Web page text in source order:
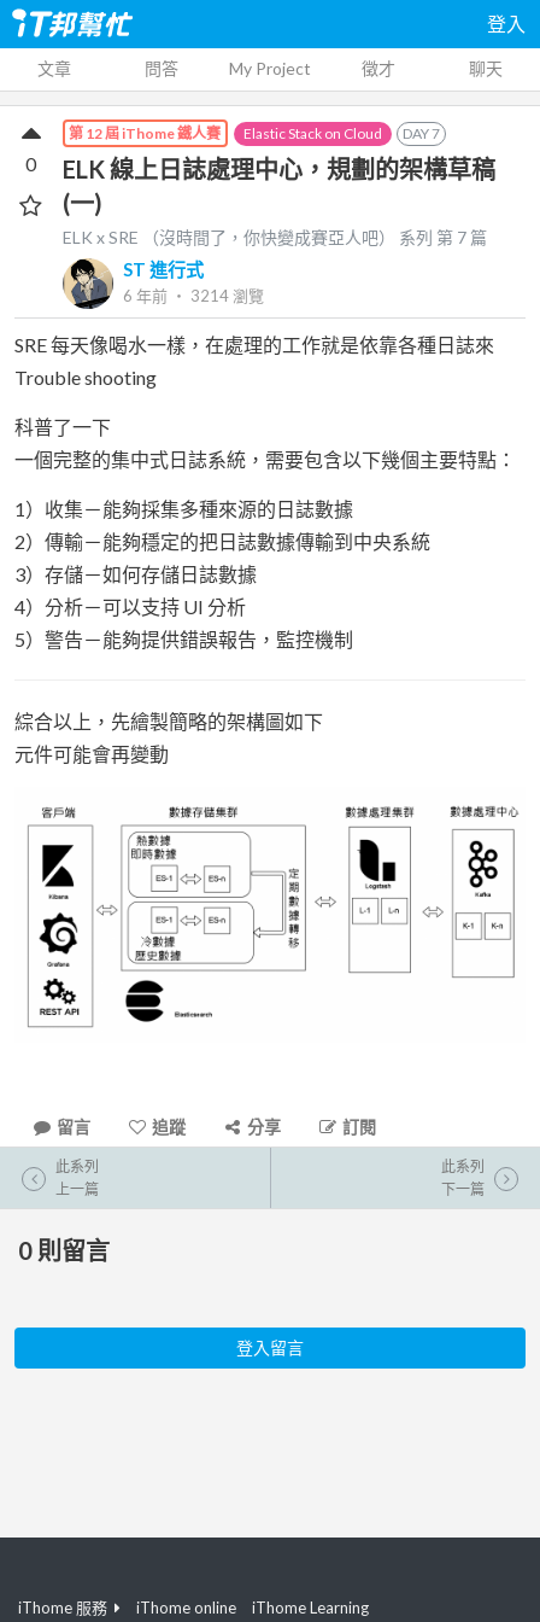
登入
文章 問答 My Project 徵才 聊天
第 12 屆 iThome 鐵人賽 Elastic Stack on Cloud DAY7
ELK 線上日誌處理中心，規劃的架構草稿
(一)
ELK x SRE （沒時間了，你快變成賽亞人吧） 系列 第 7 篇
ST 進行式
6 年前 ‧ 3214瀏覽
0
SRE 每天像喝水一樣，在處理的工作就是依靠各種日誌來
Trouble shooting
科普了一下
一個完整的集中式日誌系統，需要包含以下幾個主要特點：
1）收集－能夠採集多種來源的日誌數據
2）傳輸－能夠穩定的把日誌數據傳輸到中央系統
3）存儲－如何存儲日誌數據
4）分析－可以支持 UI 分析
5）警告－能夠提供錯誤報告，監控機制
綜合以上，先繪製簡略的架構圖如下
元件可能會再變動
留言 追蹤 分享 訂閱
此系列
上一篇
此系列
下一篇
0 則留言
登入留言
iThome 服務 iThome online iThome Learning